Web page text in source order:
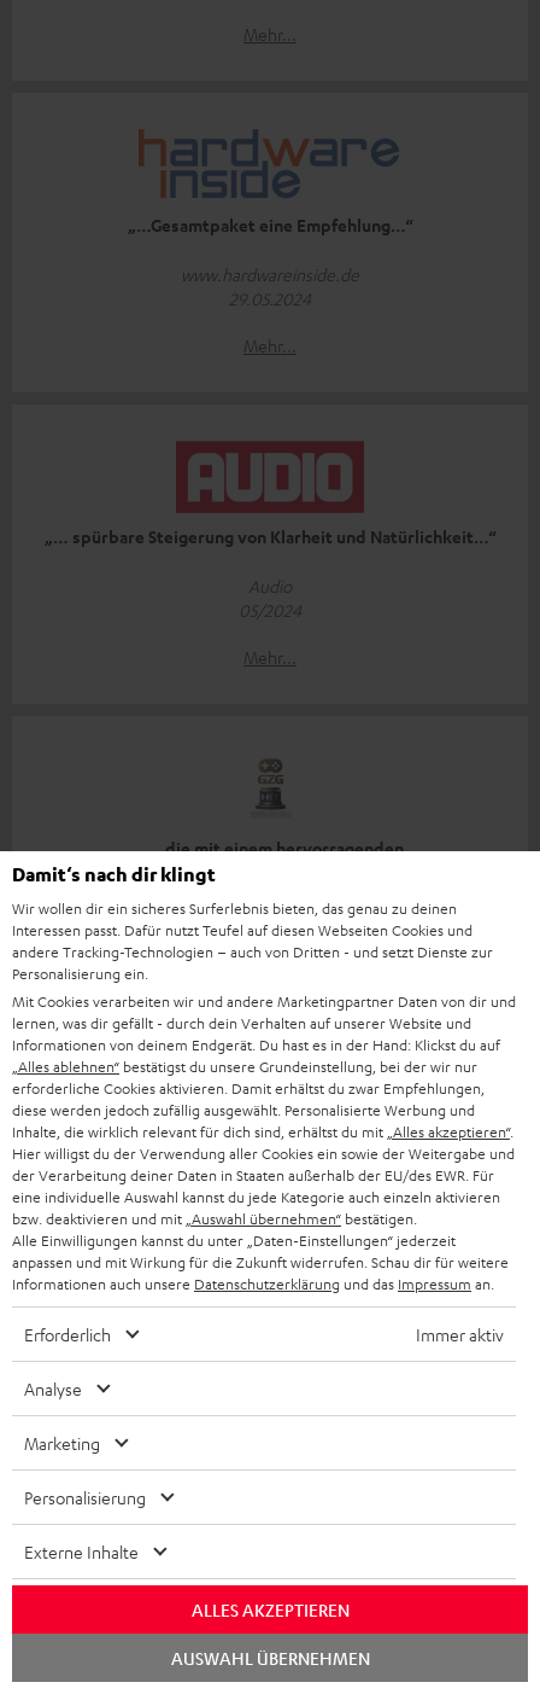
Mehr...
„…Gesamtpaket eine Empfehlung…“
www.hardwareinside.de
29.05.2024
Mehr...
„… spürbare Steigerung von Klarheit und Natürlichkeit…“
Audio
05/2024
Mehr...
„… die mit einem hervorragenden
Preis-/Leistungsverhältnis und tollem Klangerlebnis…“
www.gamezgeneration.de
30.04.2024
Mehr...
„Der Sound hat uns sofort überzeugt…“
www.play-experience.com
19.04.2024
Mehr...
„Ordentliche In-Ears zum vernünftigen Preis!“
Mehr...
Damit‘s nach dir klingt
Wir wollen dir ein sicheres Surferlebnis bieten, das genau zu deinen
Interessen passt. Dafür nutzt Teufel auf diesen Webseiten Cookies und
andere Tracking-Technologien – auch von Dritten - und setzt Dienste zur
Personalisierung ein.
Mit Cookies verarbeiten wir und andere Marketingpartner Daten von dir und
lernen, was dir gefällt - durch dein Verhalten auf unserer Website und
Informationen von deinem Endgerät. Du hast es in der Hand: Klickst du auf
„Alles ablehnen“ bestätigst du unsere Grundeinstellung, bei der wir nur
erforderliche Cookies aktivieren. Damit erhältst du zwar Empfehlungen,
diese werden jedoch zufällig ausgewählt. Personalisierte Werbung und
Inhalte, die wirklich relevant für dich sind, erhältst du mit „Alles akzeptieren“.
Hier willigst du der Verwendung aller Cookies ein sowie der Weitergabe und
der Verarbeitung deiner Daten in Staaten außerhalb der EU/des EWR. Für
eine individuelle Auswahl kannst du jede Kategorie auch einzeln aktivieren
bzw. deaktivieren und mit „Auswahl übernehmen“ bestätigen.
Alle Einwilligungen kannst du unter „Daten-Einstellungen“ jederzeit
anpassen und mit Wirkung für die Zukunft widerrufen. Schau dir für weitere
Informationen auch unsere Datenschutzerklärung und das Impressum an.
Erforderlich Immer aktiv
Analyse
Marketing
Personalisierung
Externe Inhalte
ALLES AKZEPTIEREN
AUSWAHL ÜBERNEHMEN